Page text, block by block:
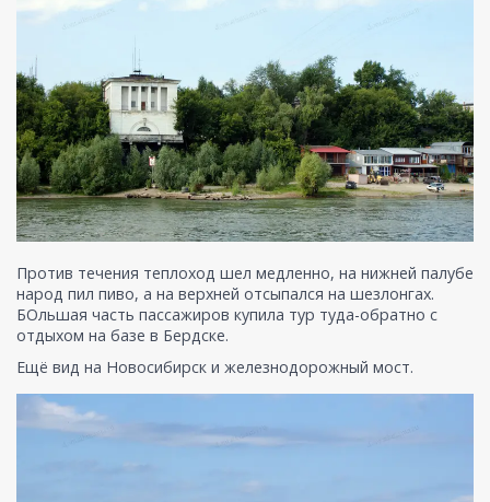
Против течения теплоход шел медленно, на нижней палубе
народ пил пиво, а на верхней отсыпался на шезлонгах.
БОльшая часть пассажиров купила тур туда-обратно с
отдыхом на базе в Бердске.
Ещё вид на Новосибирск и железнодорожный мост.